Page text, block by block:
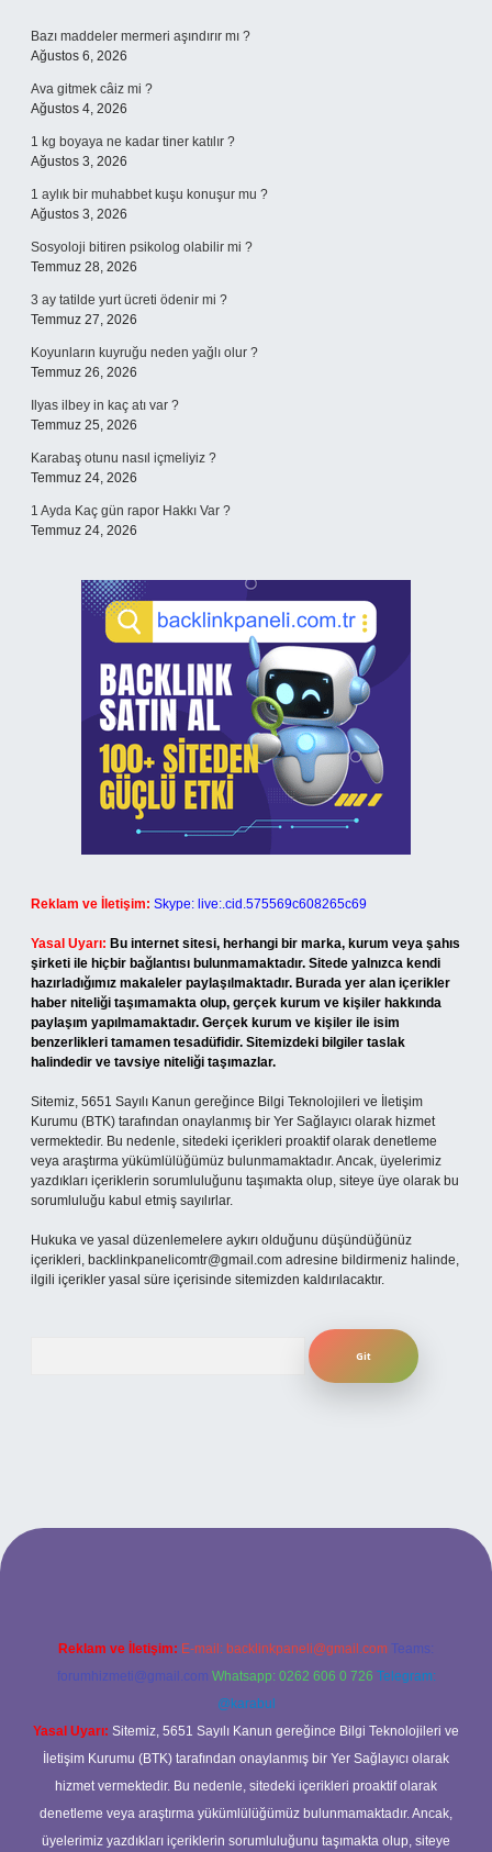
Bazı maddeler mermeri aşındırır mı ?
Ağustos 6, 2026
Ava gitmek câiz mi ?
Ağustos 4, 2026
1 kg boyaya ne kadar tiner katılır ?
Ağustos 3, 2026
1 aylık bir muhabbet kuşu konuşur mu ?
Ağustos 3, 2026
Sosyoloji bitiren psikolog olabilir mi ?
Temmuz 28, 2026
3 ay tatilde yurt ücreti ödenir mi ?
Temmuz 27, 2026
Koyunların kuyruğu neden yağlı olur ?
Temmuz 26, 2026
Ilyas ilbey in kaç atı var ?
Temmuz 25, 2026
Karabaş otunu nasıl içmeliyiz ?
Temmuz 24, 2026
1 Ayda Kaç gün rapor Hakkı Var ?
Temmuz 24, 2026
Reklam ve İletişim: Skype: live:.cid.575569c608265c69
Yasal Uyarı: Bu internet sitesi, herhangi bir marka, kurum veya şahıs
şirketi ile hiçbir bağlantısı bulunmamaktadır. Sitede yalnızca kendi
hazırladığımız makaleler paylaşılmaktadır. Burada yer alan içerikler
haber niteliği taşımamakta olup, gerçek kurum ve kişiler hakkında
paylaşım yapılmamaktadır. Gerçek kurum ve kişiler ile isim
benzerlikleri tamamen tesadüfidir. Sitemizdeki bilgiler taslak
halindedir ve tavsiye niteliği taşımazlar.
Sitemiz, 5651 Sayılı Kanun gereğince Bilgi Teknolojileri ve İletişim
Kurumu (BTK) tarafından onaylanmış bir Yer Sağlayıcı olarak hizmet
vermektedir. Bu nedenle, sitedeki içerikleri proaktif olarak denetleme
veya araştırma yükümlülüğümüz bulunmamaktadır. Ancak, üyelerimiz
yazdıkları içeriklerin sorumluluğunu taşımakta olup, siteye üye olarak bu
sorumluluğu kabul etmiş sayılırlar.
Hukuka ve yasal düzenlemelere aykırı olduğunu düşündüğünüz
içerikleri, backlinkpanelicomtr@gmail.com adresine bildirmeniz halinde,
ilgili içerikler yasal süre içerisinde sitemizden kaldırılacaktır.
betexper bahis
Reklam ve İletişim: E-mail: backlinkpaneli@gmail.com Teams:
forumhizmeti@gmail.com Whatsapp: 0262 606 0 726 Telegram:
@karabul
Yasal Uyarı: Sitemiz, 5651 Sayılı Kanun gereğince Bilgi Teknolojileri ve
İletişim Kurumu (BTK) tarafından onaylanmış bir Yer Sağlayıcı olarak
hizmet vermektedir. Bu nedenle, sitedeki içerikleri proaktif olarak
denetleme veya araştırma yükümlülüğümüz bulunmamaktadır. Ancak,
üyelerimiz yazdıkları içeriklerin sorumluluğunu taşımakta olup, siteye